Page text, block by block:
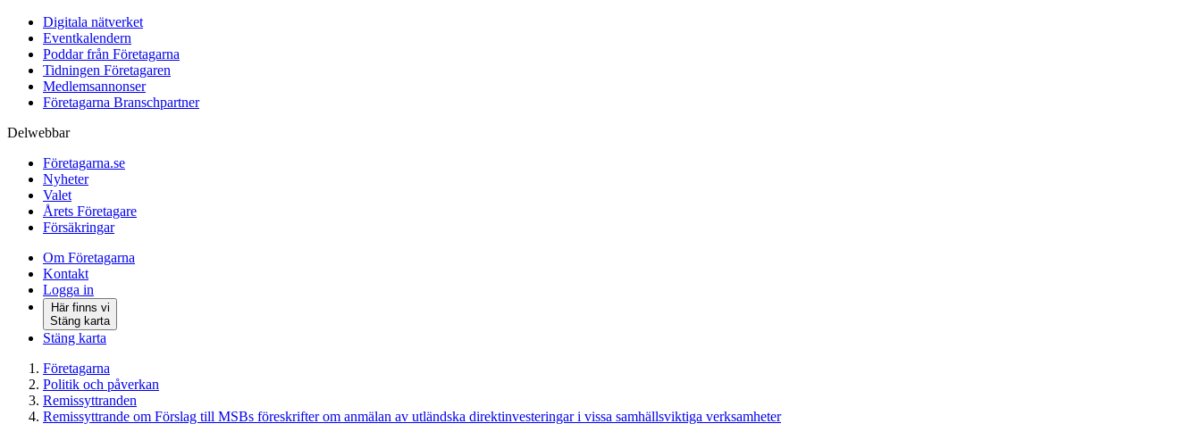
Digitala nätverket
Eventkalendern
Poddar från Företagarna
Tidningen Företagaren
Medlemsannonser
Företagarna Branschpartner
Delwebbar
Företagarna.se
Nyheter
Valet
Årets Företagare
Försäkringar
Om Företagarna
Kontakt
Logga in
Här finns vi
Stäng karta
Stäng karta
Företagarna
Politik och påverkan
Remissyttranden
Remissyttrande om Förslag till MSBs föreskrifter om anmälan av utländska direktinvesteringar i vissa samhällsviktiga verksamheter